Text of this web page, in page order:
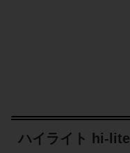
ハイライト hi-lite